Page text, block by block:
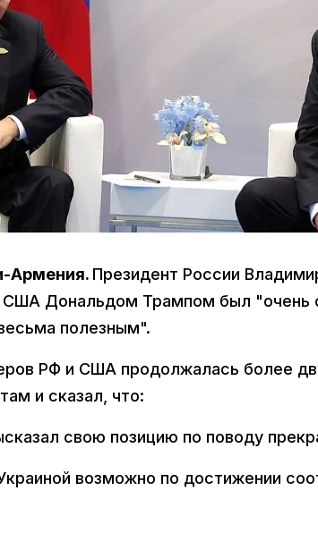
Армения. Президент России
США Дональдом Трампом был
полезным".
РФ и США продолжалась более
и сказал, что:
свою позицию по поводу
возможно по достижении